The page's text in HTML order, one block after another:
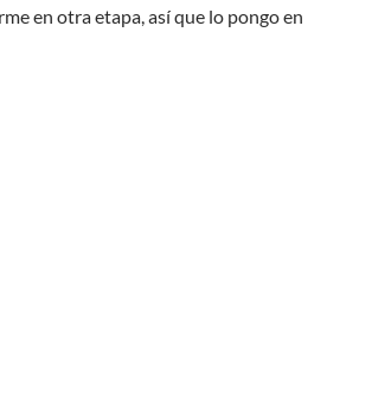
en otra etapa, así que lo pongo en